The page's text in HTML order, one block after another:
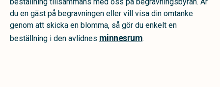
du en gäst på begravningen eller vill visa din omtanke
genom att skicka en blomma, så gör du enkelt en
beställning i den avlidnes minnesrum.